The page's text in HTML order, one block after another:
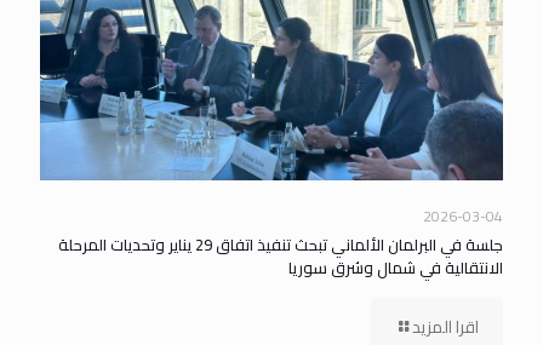
2026-03-04
جلسة في البرلمان الألماني تبحث تنفيذ اتفاق 29 يناير وتحديات المرحلة
الانتقالية في شمال وشرق سوريا
اقرا المزيد